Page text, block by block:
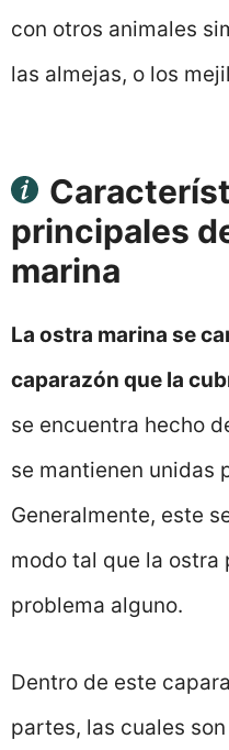
con otros animales
las almejas, o los
principales
marina
La ostra marina se
caparazón que la
se encuentra hecho
se mantienen unidas
Generalmente, este
modo tal que la ostra
problema alguno.
Dentro de este
partes, las cuales